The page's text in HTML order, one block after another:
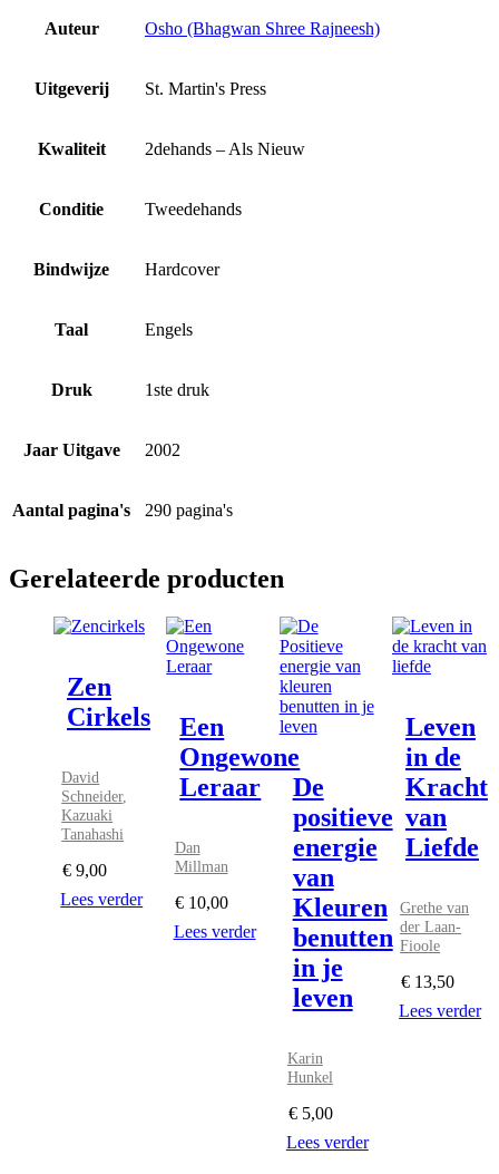
Auteur Osho (Bhagwan Shree Rajneesh)
Uitgeverij St. Martin's Press
Kwaliteit 2dehands – Als Nieuw
Conditie Tweedehands
Bindwijze Hardcover
Taal Engels
Druk 1ste druk
Jaar Uitgave 2002
Aantal pagina's 290 pagina's
Gerelateerde producten
Zen
Cirkels
David
Schneider,
Kazuaki
Tanahashi
€ 9,00
Lees verder
Een
Ongewone
Leraar
Dan
Millman
€ 10,00
Lees verder
De
positieve
energie
van
Kleuren
benutten
in je
leven
Karin
Hunkel
€5,00
Lees verder
Leven
in de
Kracht
van
Liefde
Grethe van
der Laan-
Fioole
€13,50
Lees verder